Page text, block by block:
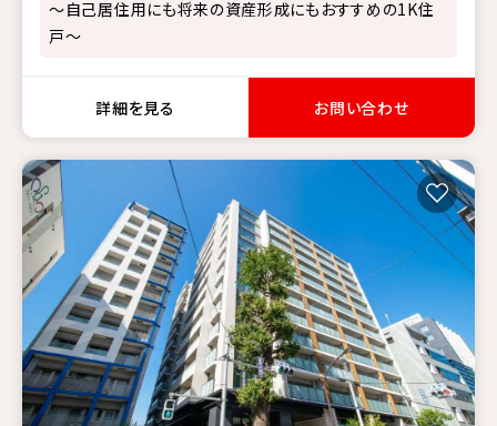
～自己居住用にも将来の資産形成にもおすすめの1K住
戸～
詳細を見る お問い合わせ